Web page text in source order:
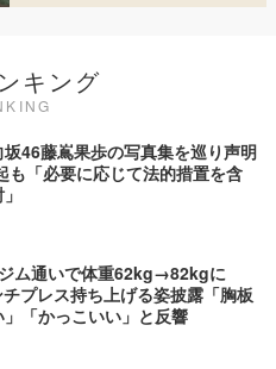
キング
46藤嶌果歩の写真集を巡り声明
も「必要に応じて法的措置を含
ム通いで体重62kg→82kgに
プレス持ち上げる姿披露「胸板
「かっこいい」と反響